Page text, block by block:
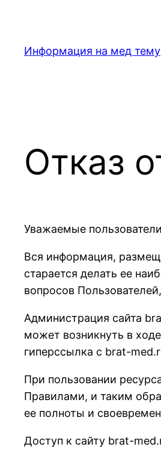
содержимому
Информация на мед тему
Отказ
Уважаемые
Вся информация,
старается делать ее
вопросов
Администрация сайта
может возникнуть в
гиперссылка с brat-
При пользовании
Правилами, и таким
ее полноты и
Доступ к сайту brat-